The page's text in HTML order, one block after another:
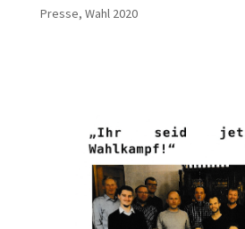
Presse, Wahl 2020